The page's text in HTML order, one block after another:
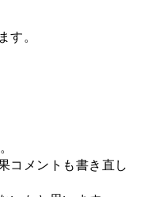
す。
コメントも書き直し